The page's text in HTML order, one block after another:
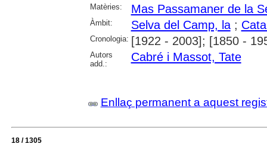
Matèries: Mas Passamaner de la
Àmbit: Selva del Camp, la;
Cronologia: [1922 - 2003]; [1850 -
Autors
add.:
Cabré i Massot, Tate
Enllaç permanent a aquest
18 / 1305